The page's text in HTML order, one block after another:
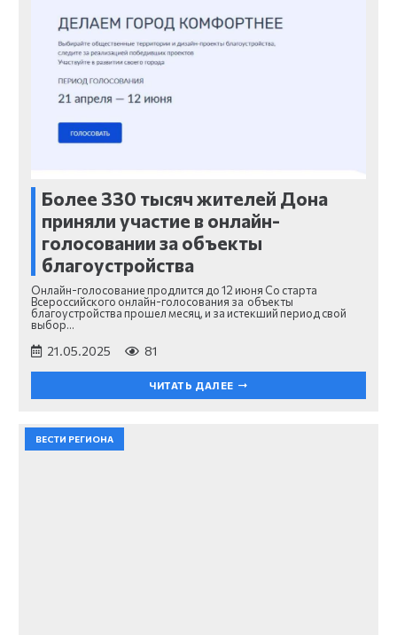
Более 330 тысяч жителей Дона
приняли участие в онлайн-
голосовании за объекты
благоустройства
Онлайн-голосование продлится до 12 июня Со старта
Всероссийского онлайн-голосования за объекты
благоустройства прошел месяц, и за истекший период свой
выбор…
21.05.2025 81
ЧИТАТЬ ДАЛЕЕ
ВЕСТИ РЕГИОНА